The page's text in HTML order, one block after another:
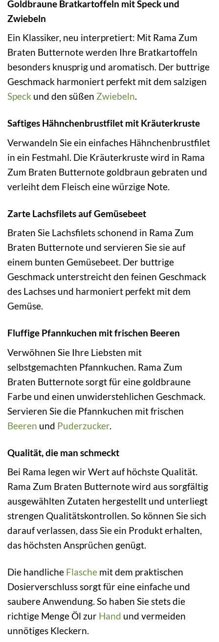
Goldbraune Bratkartoffeln mit Speck und
Zwiebeln
Ein Klassiker, neu interpretiert: Mit Rama Zum
Braten Butternote werden Ihre Bratkartoffeln
besonders knusprig und aromatisch. Der buttrige
Geschmack harmoniert perfekt mit dem salzigen
Speck und den süßen Zwiebeln.
Saftiges Hähnchenbrustfilet mit Kräuterkruste
Verwandeln Sie ein einfaches Hähnchenbrustfilet
in ein Festmahl. Die Kräuterkruste wird in Rama
Zum Braten Butternote goldbraun gebraten und
verleiht dem Fleisch eine würzige Note.
Zarte Lachsfilets auf Gemüsebeet
Braten Sie Lachsfilets schonend in Rama Zum
Braten Butternote und servieren Sie sie auf
einem bunten Gemüsebeet. Der buttrige
Geschmack unterstreicht den feinen Geschmack
des Lachses und harmoniert perfekt mit dem
Gemüse.
Fluffige Pfannkuchen mit frischen Beeren
Verwöhnen Sie Ihre Liebsten mit
selbstgemachten Pfannkuchen. Rama Zum
Braten Butternote sorgt für eine goldbraune
Farbe und einen unwiderstehlichen Geschmack.
Servieren Sie die Pfannkuchen mit frischen
Beeren und Puderzucker.
Qualität, die man schmeckt
Bei Rama legen wir Wert auf höchste Qualität.
Rama Zum Braten Butternote wird aus sorgfältig
ausgewählten Zutaten hergestellt und unterliegt
strengen Qualitätskontrollen. So können Sie sich
darauf verlassen, dass Sie ein Produkt erhalten,
das höchsten Ansprüchen genügt.
Die handliche Flasche mit dem praktischen
Dosierverschluss sorgt für eine einfache und
saubere Anwendung. So haben Sie stets die
richtige Menge Öl zur Hand und vermeiden
unnötiges Kleckern.